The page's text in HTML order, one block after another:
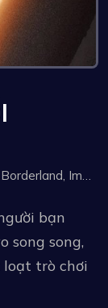
Tên tiếng Nhật: 今際の国のアリス, Alice in Borderland, Imawa no Kuni no Alice, Imawa no Kuni no Arisu, Ajal o'yini, Alisa chegara ortida, এলিস ইন বর্ডারল্যান্ড, 今际之国的闯关者, 彌留之國的愛麗絲, 弥留之国的爱丽丝, Η Αλίκη στη Χώρα των Εσχάτων, 今际之国的有栖, אליס בבורדרלנד, آلیس در منطقه مرزی, 아리스 인 보더랜드, Аліса в Бордерленді, Аліса в Ігрокраї, Thế Giới Không Lối Thoát, أوراق الموت, Η Αλίκη στη χώρα των εσχάτων, 今際之國的有栖, Alice Határországban, Алиса в Пограничье, 今際之國的闖關者, Аліса в Прикордонні
bạn
song song,
trò chơi